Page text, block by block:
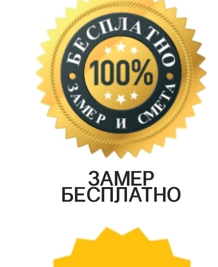
ЗАМЕР
БЕСПЛАТНО